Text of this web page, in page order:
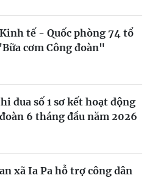
tế - Quốc phòng 74 tổ
cơm Công đoàn"
đua số 1 sơ kết hoạt động
6 tháng đầu năm 2026
xã Ia Pa hỗ trợ công dân